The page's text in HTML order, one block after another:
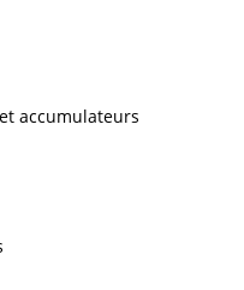
accumulateurs